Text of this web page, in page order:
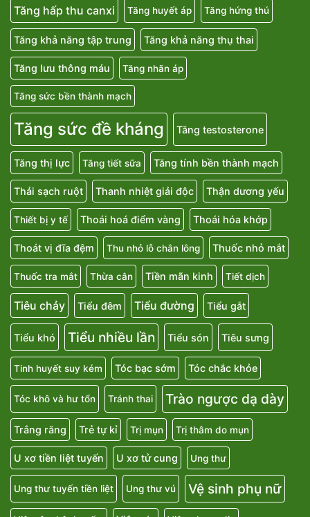
Tăng hấp thu canxi Tăng huyết áp Tăng hứng thú
Tăng khả năng tập trung Tăng khả năng thụ thai
Tăng lưu thông máu Tăng nhãn áp
Tăng sức bền thành mạch
Tăng sức đề kháng Tăng testosterone
Tăng thị lực Tăng tiết sữa Tăng tính bền thành mạch
Thải sạch ruột Thanh nhiệt giải độc Thận dương yếu
Thiết bị y tế Thoái hoá điểm vàng Thoái hóa khớp
Thoát vị đĩa đệm Thu nhỏ lỗ chân lông Thuốc nhỏ mắt
Thuốc tra mắt Thừa cân Tiền mãn kinh Tiết dịch
Tiêu chảy Tiểu đêm Tiểu đường Tiểu gắt
Tiểu khó Tiểu nhiều lần Tiểu són Tiêu sưng
Tinh huyết suy kém Tóc bạc sớm Tóc chắc khỏe
Tóc khô và hư tổn Tránh thai Trào ngược dạ dày
Trắng răng Trẻ tự kỉ Trị mụn Trị thâm do mụn
U xơ tiền liệt tuyến U xơ tử cung Ung thư
Ung thư tuyến tiền liệt Ung thư vú Vệ sinh phụ nữ